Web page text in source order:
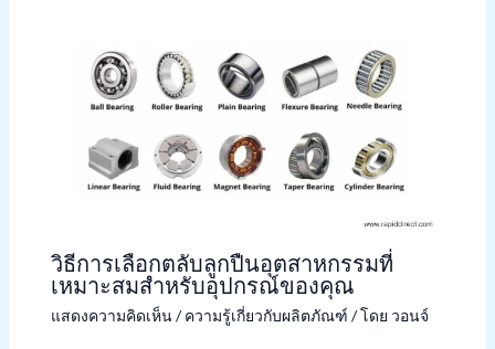
วิธีการเลือกตลับลูกปืนอุตสาหกรรมที่
เหมาะสมสำหรับอุปกรณ์ของคุณ
แสดงความคิดเห็น /ความรู้เกี่ยวกับผลิตภัณฑ์ / โดย วอนจ์